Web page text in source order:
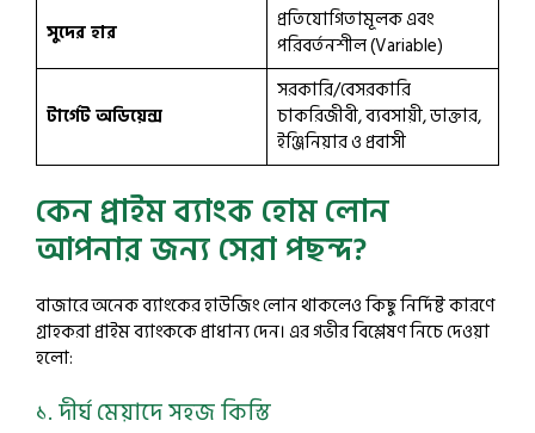
সুদের হার
প্রতিযোগিতামূলক এবং
পরিবর্তনশীল (Variable)
টার্গেট অডিয়েন্স
সরকারি/বেসরকারি
চাকরিজীবী, ব্যবসায়ী, ডাক্তার,
ইঞ্জিনিয়ার ও প্রবাসী
কেন প্রাইম ব্যাংক হোম লোন
আপনার জন্য সেরা পছন্দ?
বাজারে অনেক ব্যাংকের হাউজিং লোন থাকলেও কিছু নির্দিষ্ট কারণে
গ্রাহকরা প্রাইম ব্যাংককে প্রাধান্য দেন। এর গভীর বিশ্লেষণ নিচে দেওয়া
হলো:
১. দীর্ঘ মেয়াদে সহজ কিস্তি